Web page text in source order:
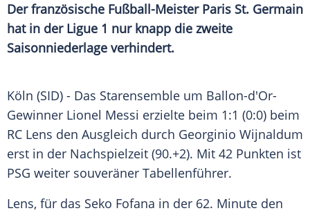
Der französische Fußball-Meister Paris St. Germain
hat in der Ligue 1 nur knapp die zweite
Saisonniederlage verhindert.
Köln (SID) - Das Starensemble um Ballon-d'Or-
Gewinner Lionel Messi erzielte beim 1:1 (0:0) beim
RC Lens den Ausgleich durch Georginio Wijnaldum
erst in der Nachspielzeit (90.+2). Mit 42 Punkten ist
PSG weiter souveräner Tabellenführer.
Lens, für das Seko Fofana in der 62. Minute den